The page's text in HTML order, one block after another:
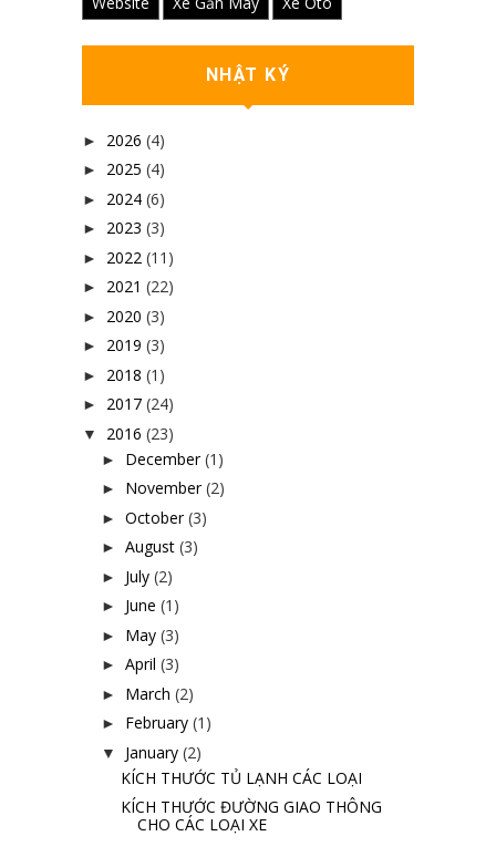
NHẬT KÝ
► 2026 (4)
► 2025 (4)
► 2024 (6)
► 2023 (3)
► 2022 (11)
► 2021 (22)
► 2020 (3)
► 2019 (3)
► 2018 (1)
► 2017 (24)
▼ 2016 (23)
► December (1)
► November (2)
► October (3)
► August (3)
► July (2)
► June (1)
► May (3)
► April (3)
► March (2)
► February (1)
▼ January (2)
KÍCH THƯỚC TỦ LẠNH CÁC LOẠI
KÍCH THƯỚC ĐƯỜNG GIAO THÔNG
CHO CÁC LOẠI XE